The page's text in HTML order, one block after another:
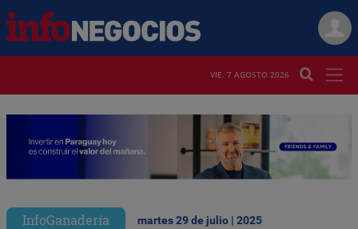
VIE. 7 AGOSTO 2026
InfoGanadería martes 29 de julio | 2025